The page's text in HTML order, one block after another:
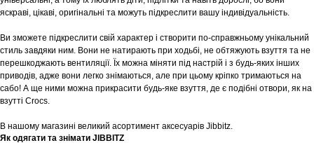
яскраві, цікаві, оригінальні та можуть підкреслити вашу індивідуальність.
Ви зможете підкреслити свій характер і створити по-справжньому унікальний
стиль завдяки ним. Вони не натирають при ходьбі, не обтяжують взуття та не
перешкоджають вентиляції. Їх можна міняти під настрій і з будь-яких інших
приводів, адже вони легко знімаються, але при цьому кріпко тримаються на
сабо! А ще ними можна прикрасити будь-яке взуття, де є подібні отвори, як на
взутті Crocs.
В нашому магазині великий асортимент аксесуарів Jibbitz.
Як одягати та знімати JIBBITZ